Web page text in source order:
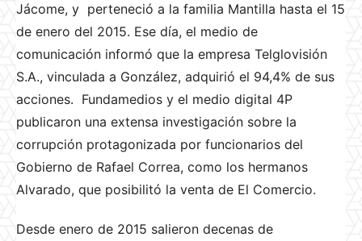
Jácome, y perteneció a la familia Mantilla hasta el 15
de enero del 2015. Ese día, el medio de
comunicación informó que la empresa Telglovisión
S.A., vinculada a González, adquirió el 94,4% de sus
acciones. Fundamedios y el medio digital 4P
publicaron una extensa investigación sobre la
corrupción protagonizada por funcionarios del
Gobierno de Rafael Correa, como los hermanos
Alvarado, que posibilitó la venta de El Comercio.
Desde enero de 2015 salieron decenas de